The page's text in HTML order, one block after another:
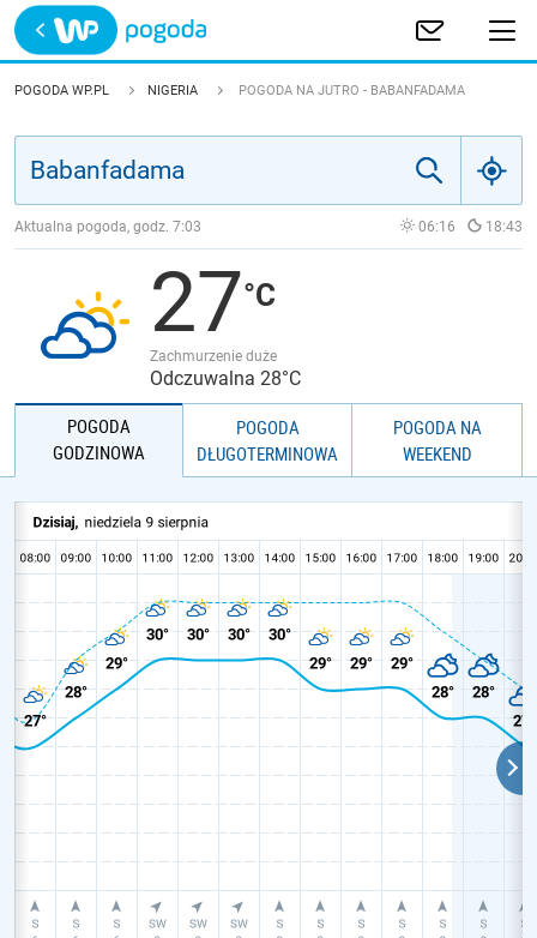
Trwa ładowanie
POLSKA
JAKOŚĆ POWIETRZA
POGODA WP.PL NIGERIA POGODA NA JUTRO - BABANFADAMA
Aktualna pogoda, godz. 7:03 06:16 18:43
27
Zachmurzenie duże
Odczuwalna 28°C
POGODA
GODZINOWA
POGODA
DŁUGOTERMINOWA
POGODA NA
WEEKEND